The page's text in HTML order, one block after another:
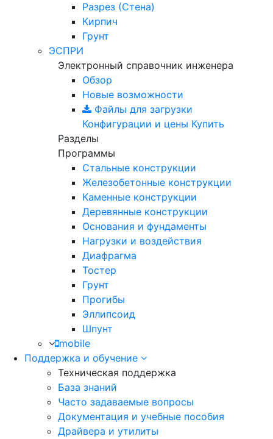
Разрез (Стена)
Кирпич
Грунт
ЭСПРИ
Электронный справочник инженера
Обзор
Новые возможности
Файлы для загрузки
Конфигурации и цены Купить
Разделы
Программы
Стальные конструкции
Железобетонные конструкции
Каменные конструкции
Деревянные конструкции
Основания и фундаменты
Нагрузки и воздействия
Диафрагма
Тостер
Грунт
Прогибы
Эллипсоид
Шпунт
mobile
Поддержка и обучение
Техническая поддержка
База знаний
Часто задаваемые вопросы
Документация и учебные пособия
Драйвера и утилиты